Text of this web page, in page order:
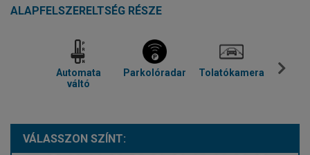
ALAPFELSZERELTSÉG RÉSZE
Automata
váltó
Parkolóradar Tolatókamera
VÁLASSZON SZÍNT: